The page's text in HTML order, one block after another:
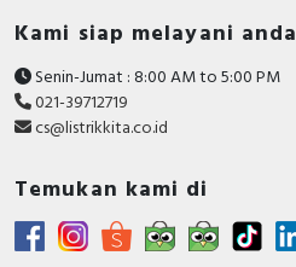
Kami siap melayani anda
Senin-Jumat : 8:00 AM to 5:00 PM
021-39712719
cs@listrikkita.co.id
Temukan kami di